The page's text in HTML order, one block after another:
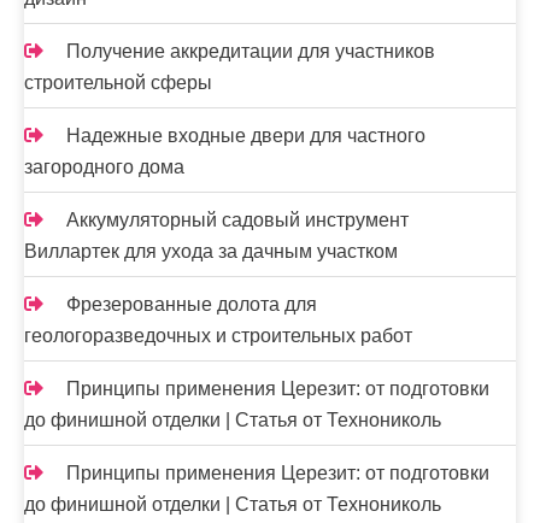
Получение аккредитации для участников
строительной сферы
Надежные входные двери для частного
загородного дома
Аккумуляторный садовый инструмент
Виллартек для ухода за дачным участком
Фрезерованные долота для
геологоразведочных и строительных работ
Принципы применения Церезит: от подготовки
до финишной отделки | Статья от Технониколь
Принципы применения Церезит: от подготовки
до финишной отделки | Статья от Технониколь